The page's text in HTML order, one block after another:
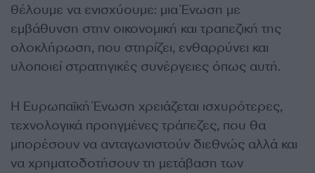
θέλουμε να ενισχύουμε: μια Ένωση με
εμβάθυνση στην οικονομική και τραπεζική της
ολοκλήρωση, που στηρίζει, ενθαρρύνει και
υλοποιεί στρατηγικές συνέργειες όπως αυτή.
Η Ευρωπαϊκή Ένωση χρειάζεται ισχυρότερες,
τεχνολογικά προηγμένες τράπεζες, που θα
μπορέσουν να ανταγωνιστούν διεθνώς αλλά και
να χρηματοδοτήσουν τη μετάβαση των